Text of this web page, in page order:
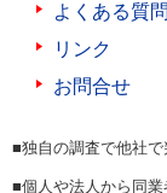
よくある質
リンク
お問合せ
■独自の調査で他社
■個人や法人から同